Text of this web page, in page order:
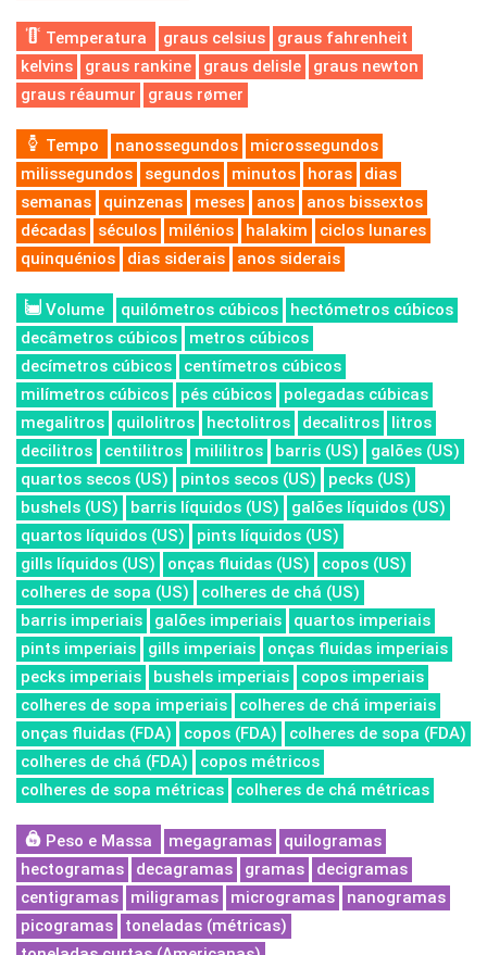
Temperatura graus celsius
graus fahrenheit
kelvins
graus rankine graus delisle
graus newton
graus réaumur
graus rømer
Tempo nanossegundos
microssegundos
milissegundos
segundos minutos horas
dias
semanas
quinzenas meses anos
anos bissextos
décadas
séculos milénios halakim
ciclos lunares
quinquénios
dias siderais anos siderais
Volume quilómetros cúbicos
hectómetros cúbicos
decâmetros cúbicos
metros cúbicos
decímetros cúbicos
centímetros cúbicos
milímetros cúbicos
pés cúbicos
polegadas cúbicas
megalitros
quilolitros hectolitros decalitros
litros
decilitros
centilitros mililitros barris (US)
galões (US)
quartos secos (US)
pintos secos (US)
pecks (US)
bushels (US)
barris líquidos (US)
galões líquidos (US)
quartos líquidos (US)
pints líquidos (US)
gills líquidos (US)
onças fluidas (US)
copos (US)
colheres de sopa (US)
colheres de chá (US)
barris imperiais
galões imperiais
quartos imperiais
pints imperiais
gills imperiais
onças fluidas imperiais
pecks imperiais
bushels imperiais
copos imperiais
colheres de sopa imperiais
colheres de chá imperiais
onças fluidas (FDA)
copos (FDA)
colheres de sopa (FDA)
colheres de chá (FDA)
copos métricos
colheres de sopa métricas
colheres de chá métricas
Peso e Massa megagramas
quilogramas
hectogramas
decagramas gramas
decigramas
centigramas
miligramas microgramas
nanogramas
picogramas
toneladas (métricas)